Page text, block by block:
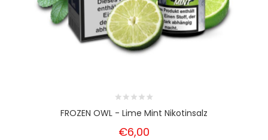
FROZEN OWL - Lime Mint Nikotinsalz
€6,00